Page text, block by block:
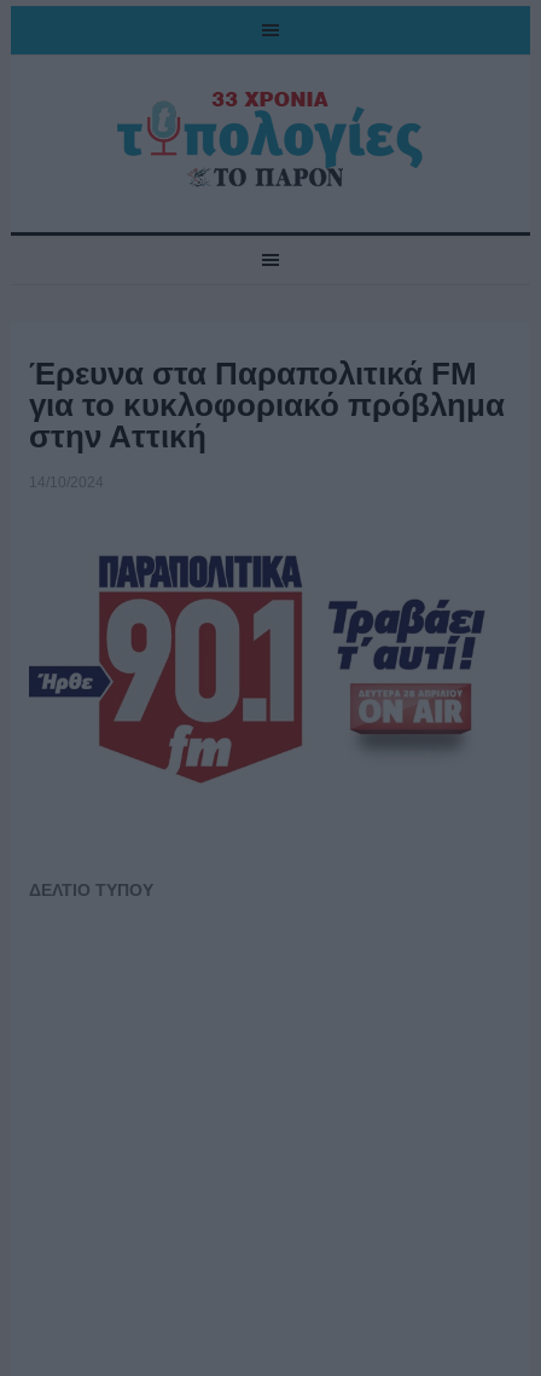
Έρευνα στα Παραπολιτικά FM
για το κυκλοφοριακό πρόβλημα
στην Αττική
14/10/2024
ΔΕΛΤΙΟ ΤΥΠΟΥ